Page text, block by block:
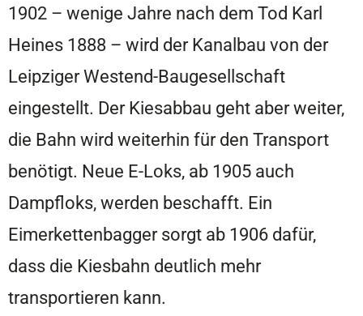
1902 – wenige Jahre nach dem Tod Karl
Heines 1888 – wird der Kanalbau von der
Leipziger Westend-Baugesellschaft
eingestellt. Der Kiesabbau geht aber weiter,
die Bahn wird weiterhin für den Transport
benötigt. Neue E-Loks, ab 1905 auch
Dampfloks, werden beschafft. Ein
Eimerkettenbagger sorgt ab 1906 dafür,
dass die Kiesbahn deutlich mehr
transportieren kann.